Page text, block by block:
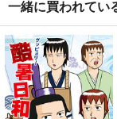
一緒に買われてい